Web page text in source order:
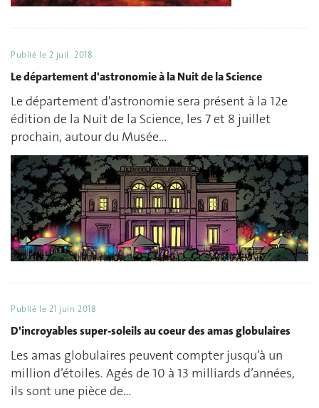
Publié le 2 juil. 2018
Le département d'astronomie à la Nuit de la Science
Le département d'astronomie sera présent à la 12e
édition de la Nuit de la Science, les 7 et 8 juillet
prochain, autour du Musée…
Publié le 21 juin 2018
D'incroyables super-soleils au coeur des amas globulaires
Les amas globulaires peuvent compter jusqu’à un
million d’étoiles. Agés de 10 à 13 milliards d’années,
ils sont une pièce de…